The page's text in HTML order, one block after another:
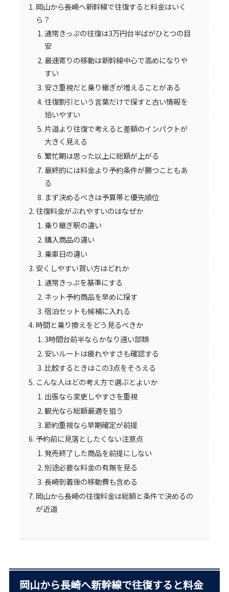
岡山から長崎へ新幹線で往復すると料金はいく
ら？
通常きっぷの往復は3万円台半ばがひとつの目
安
最速寄りの移動は新幹線中心で高めになりや
すい
安さ重視だと乗り継ぎが増えることがある
往復割引という言葉だけで探すと古い情報を
拾いやすい
片道より往復で考えると差額のインパクトが
大きく見える
繁忙期は思った以上に総額が上がる
最終的には料金より予約条件が勝つこともあ
る
まず決めるべきは予算帯と優先順位
往復料金がぶれやすいのはなぜか
乗り継ぎ駅の違い
購入商品の違い
乗車日の違い
安くしやすい買い方はどれか
通常きっぷを基準にする
ネット予約商品を早めに探す
宿泊セットも候補に入れる
時間と乗り換えをどう見るべきか
3時間台前半ならかなり速い部類
安いルートは疲れやすさも確認する
比較するときはこの3点をそろえる
こんな人はどの考え方で選ぶとよいか
出張なら変更しやすさを重視
観光なら総額最適を狙う
節約重視なら早期確定が前提
予約前に見落としたくない注意点
発売終了した商品を前提にしない
別途必要な料金の有無を見る
長崎到着後の移動費も含める
岡山から長崎の往復料金は総額と条件で決めるの
が近道
岡山から長崎へ新幹線で往復すると料金